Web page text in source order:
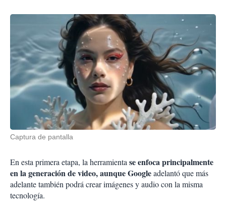
Captura de pantalla
En esta primera etapa, la herramientase enfoca principalmente
en la generación de video, aunque Googleadelantó que más
adelante también podrá crear imágenes y audio con la misma
tecnología.